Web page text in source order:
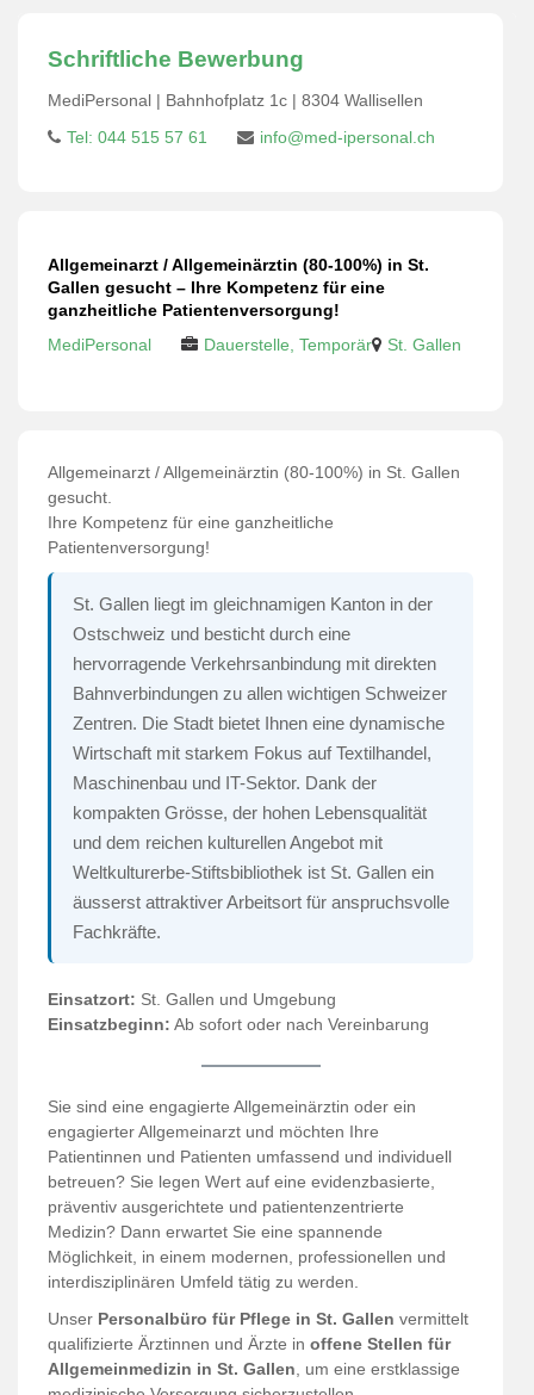
Schriftliche Bewerbung
MediPersonal | Bahnhofplatz 1c | 8304 Wallisellen
Tel: 044 515 57 61
info@med-ipersonal.ch
Allgemeinarzt / Allgemeinärztin (80-100%) in St.
Gallen gesucht – Ihre Kompetenz für eine
ganzheitliche Patientenversorgung!
MediPersonal
Dauerstelle, Temporär St. Gallen
Allgemeinarzt / Allgemeinärztin (80-100%) in St. Gallen
gesucht.
Ihre Kompetenz für eine ganzheitliche
Patientenversorgung!
St. Gallen liegt im gleichnamigen Kanton in der
Ostschweiz und besticht durch eine
hervorragende Verkehrsanbindung mit direkten
Bahnverbindungen zu allen wichtigen Schweizer
Zentren. Die Stadt bietet Ihnen eine dynamische
Wirtschaft mit starkem Fokus auf Textilhandel,
Maschinenbau und IT-Sektor. Dank der
kompakten Grösse, der hohen Lebensqualität
und dem reichen kulturellen Angebot mit
Weltkulturerbe-Stiftsbibliothek ist St. Gallen ein
äusserst attraktiver Arbeitsort für anspruchsvolle
Fachkräfte.
Einsatzort: St. Gallen und Umgebung
Einsatzbeginn: Ab sofort oder nach Vereinbarung
Sie sind eine engagierte Allgemeinärztin oder ein
engagierter Allgemeinarzt und möchten Ihre
Patientinnen und Patienten umfassend und individuell
betreuen? Sie legen Wert auf eine evidenzbasierte,
präventiv ausgerichtete und patientenzentrierte
Medizin? Dann erwartet Sie eine spannende
Möglichkeit, in einem modernen, professionellen und
interdisziplinären Umfeld tätig zu werden.
Unser Personalbüro für Pflege in St. Gallen vermittelt
qualifizierte Ärztinnen und Ärzte in offene Stellen für
Allgemeinmedizin in St. Gallen , um eine erstklassige